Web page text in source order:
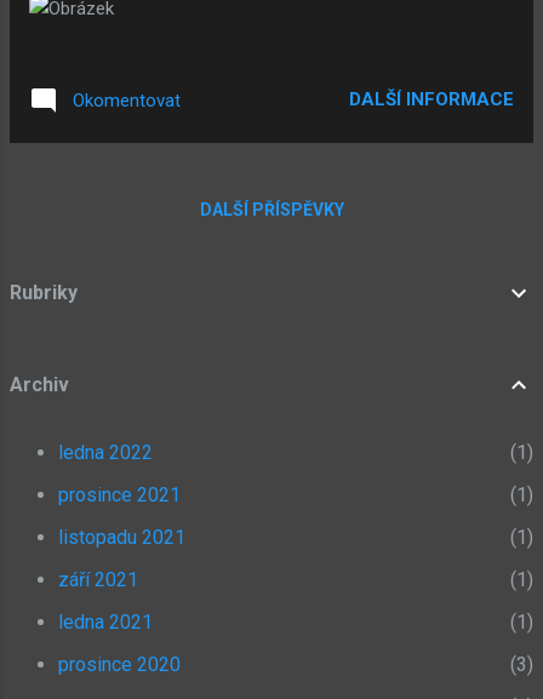
Okomentovat DALŠÍ INFORMACE
DALŠÍ PŘÍSPĚVKY
Rubriky
Archiv
ledna 2022
1
prosince 2021
1
listopadu 2021
1
září 2021
1
ledna 2021
1
prosince 2020
3